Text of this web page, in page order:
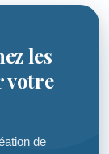
les
votre
de